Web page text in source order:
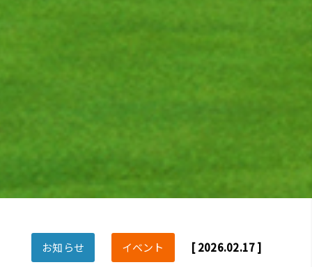
お知らせ イベント [ 2026.02.17 ]